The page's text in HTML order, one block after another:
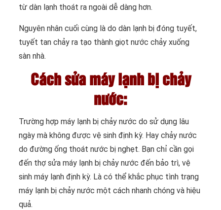
từ dàn lạnh thoát ra ngoài dễ dàng hơn.
Nguyên nhân cuối cùng là do dàn lạnh bị đóng tuyết,
tuyết tan chảy ra tạo thành giọt nước chảy xuống
sàn nhà.
Cách sửa máy lạnh bị chảy
nước:
Trường hợp máy lạnh bị chảy nước do sử dụng lâu
ngày mà không được vệ sinh định kỳ. Hay chảy nước
do đường ống thoát nước bị nghẹt. Bạn chỉ cần gọi
đến thợ sửa máy lạnh bị chảy nước đến bảo trì, vệ
sinh máy lạnh định kỳ. Là có thể khắc phục tình trạng
máy lạnh bị chảy nước một cách nhanh chóng và hiệu
quả.